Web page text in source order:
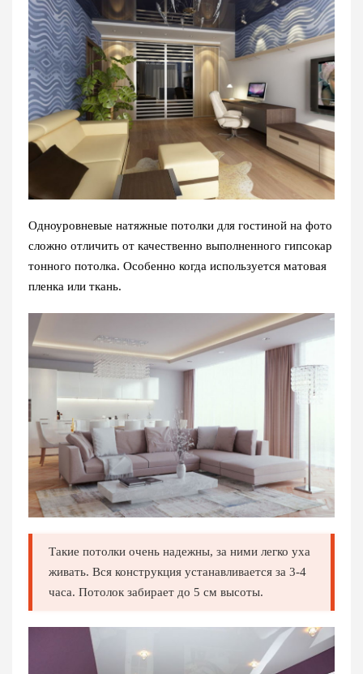
Одноуровневые натяжные потолки для гостиной на фото
сложно отличить от качественно выполненного гипсокар
тонного потолка. Особенно когда используется матовая
пленка или ткань.
Такие потолки очень надежны, за ними легко уха
живать. Вся конструкция устанавливается за 3-4
часа. Потолок забирает до 5 см высоты.